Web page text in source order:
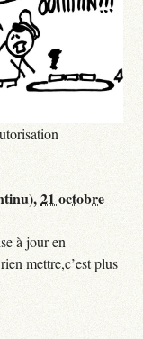
21 octobre
à jour en
mettre,c’est plus